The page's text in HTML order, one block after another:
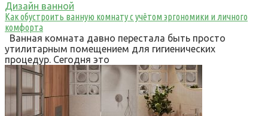
Дизайн ванной
Как обустроить ванную комнату с учётом эргономики и личного
комфорта
Ванная комната давно перестала быть просто
утилитарным помещением для гигиенических
процедур. Сегодня это